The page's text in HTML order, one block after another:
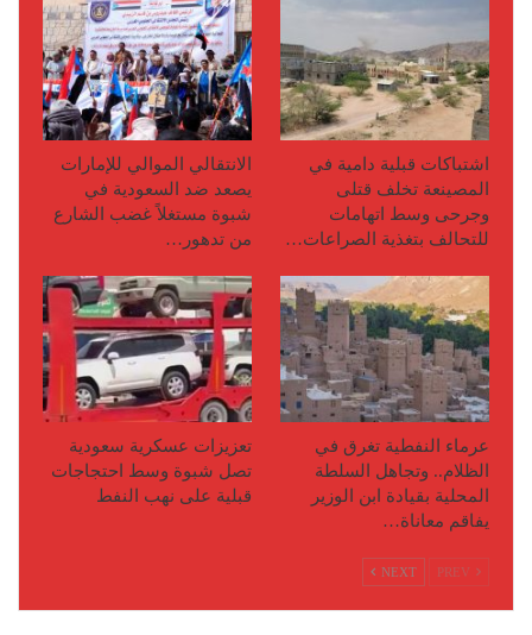
اشتباكات قبلية دامية في
المصينعة تخلف قتلى
وجرحى وسط اتهامات
للتحالف بتغذية الصراعات…
الانتقالي الموالي للإمارات
يصعد ضد السعودية في
شبوة مستغلاً غضب الشارع
من تدهور…
عرماء النفطية تغرق في
الظلام.. وتجاهل السلطة
المحلية بقيادة ابن الوزير
يفاقم معاناة…
تعزيزات عسكرية سعودية
تصل شبوة وسط احتجاجات
قبلية على نهب النفط
NEXT